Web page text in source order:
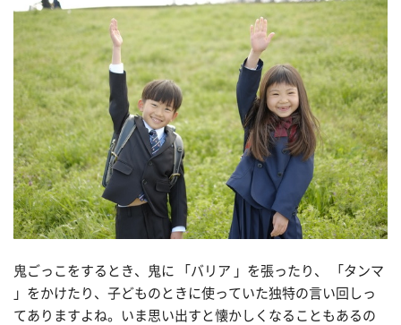
鬼ごっこをするとき、鬼に 「バリア 」を張ったり、 「タンマ
」をかけたり、子どものときに使っていた独特の言い回しっ
てありますよね。いま思い出すと懐かしくなることもあるの